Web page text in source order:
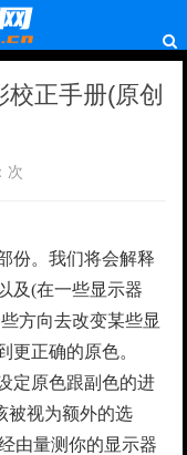
正手册(原创
次
份。我们将会解释
及(在一些显示器
方向去改变某些显
更正确的原色。
定原色跟副色的进
被视为额外的选
由量测你的显示器